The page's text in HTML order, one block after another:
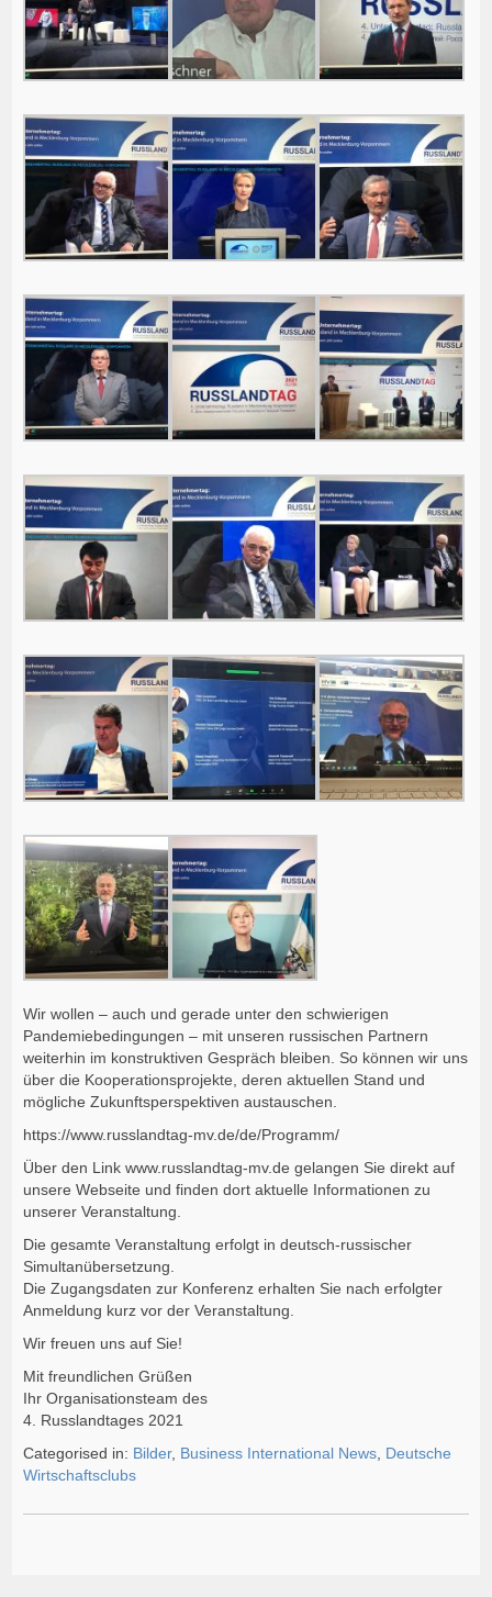
Wir wollen – auch und gerade unter den schwierigen
Pandemiebedingungen – mit unseren russischen Partnern
weiterhin im konstruktiven Gespräch bleiben. So können wir uns
über die Kooperationsprojekte, deren aktuellen Stand und
mögliche Zukunftsperspektiven austauschen.
https://www.russlandtag-mv.de/de/Programm/
Über den Link www.russlandtag-mv.de gelangen Sie direkt auf
unsere Webseite und finden dort aktuelle Informationen zu
unserer Veranstaltung.
Die gesamte Veranstaltung erfolgt in deutsch-russischer
Simultanübersetzung.
Die Zugangsdaten zur Konferenz erhalten Sie nach erfolgter
Anmeldung kurz vor der Veranstaltung.
Wir freuen uns auf Sie!
Mit freundlichen Grüßen
Ihr Organisationsteam des
4. Russlandtages 2021
Categorised in: Bilder, Business International News, Deutsche
Wirtschaftsclubs